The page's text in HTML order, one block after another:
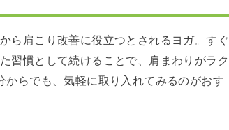
ら肩こり改善に役立つとされるヨガ。すぐ
習慣として続けることで、肩まわりがラク
らでも、気軽に取り入れてみるのがおす